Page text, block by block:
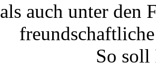
als auch unter den
So soll